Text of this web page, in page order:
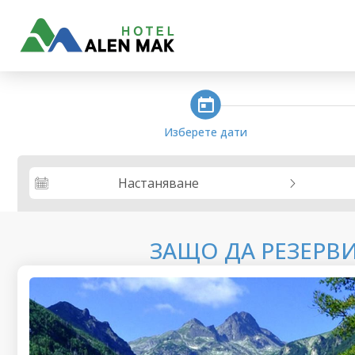
steps_calendar
Изберете дати
Настаняване
ЗАЩО ДА